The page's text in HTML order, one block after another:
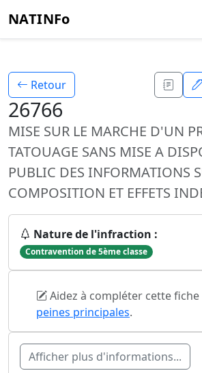
NATINFo
Retour
26766
MISE SUR LE MARCHE D'UN
TATOUAGE SANS MISE A
PUBLIC DES INFORMATIONS
COMPOSITION ET EFFETS
Nature de l'infraction :
Contravention de 5ème classe
Aidez à compléter cette fiche
peines principales.
Afficher plus d'informations...